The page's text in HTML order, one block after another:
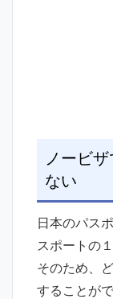
ノービ
ない
日本のパス
スポートの１
そのため、
することが